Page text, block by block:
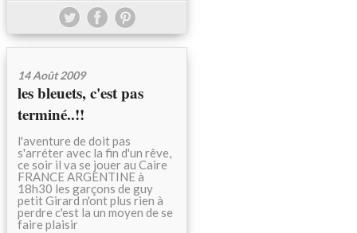
14 Août 2009
les bleuets, c'est pas
terminé..!!
l'aventure de doit pas
s'arréter avec la fin d'un rêve,
ce soir il va se jouer au Caire
FRANCE ARGENTINE à
18h30 les garçons de guy
petit Girard n'ont plus rien à
perdre c'est la un moyen de se
faire plaisir